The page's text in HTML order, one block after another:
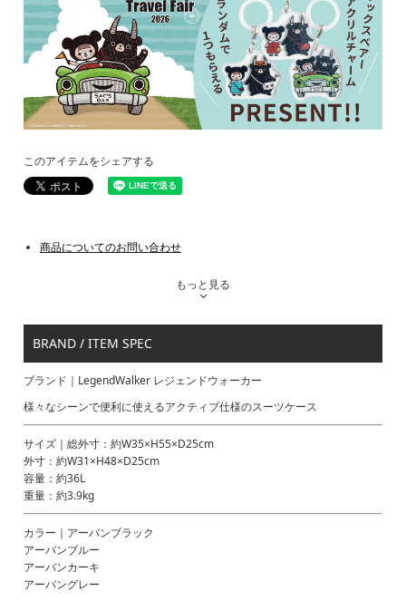
このアイテムをシェアする
商品についてのお問い合わせ
もっと見る
BRAND / ITEM SPEC
ブランド｜LegendWalker レジェンドウォーカー
様々なシーンで便利に使えるアクティブ仕様のスーツケース
サイズ｜総外寸：約W35×H55×D25cm
外寸：約W31×H48×D25cm
容量：約36L
重量：約3.9kg
カラー｜アーバンブラック
アーバンブルー
アーバンカーキ
アーバングレー